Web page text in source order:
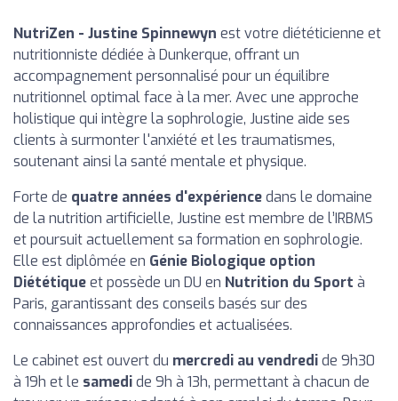
NutriZen - Justine Spinnewyn est votre diététicienne et
nutritionniste dédiée à Dunkerque, offrant un
accompagnement personnalisé pour un équilibre
nutritionnel optimal face à la mer. Avec une approche
holistique qui intègre la sophrologie, Justine aide ses
clients à surmonter l'anxiété et les traumatismes,
soutenant ainsi la santé mentale et physique.
Forte de quatre années d'expériencedans le domaine
de la nutrition artificielle, Justine est membre de l’IRBMS
et poursuit actuellement sa formation en sophrologie.
Elle est diplômée en Génie Biologique option
Diététiqueet possède un DU en Nutrition du Sport à
Paris, garantissant des conseils basés sur des
connaissances approfondies et actualisées.
Le cabinet est ouvert du mercredi au vendredide 9h30
à 19h et le samedide 9h à 13h, permettant à chacun de